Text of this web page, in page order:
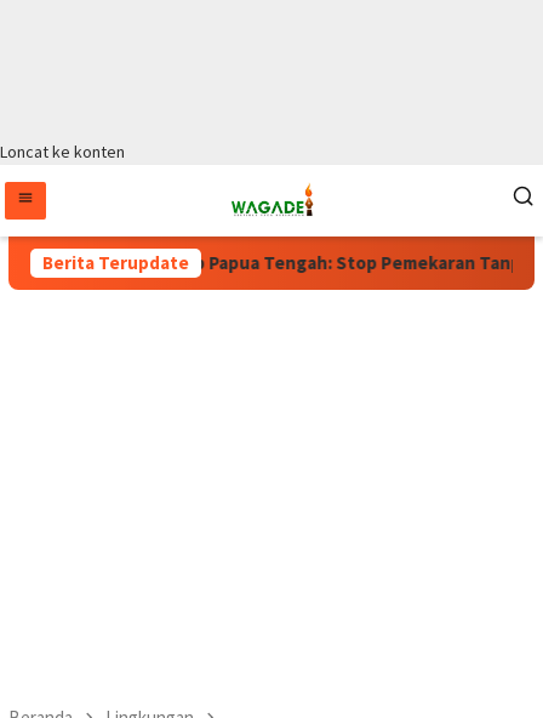
Loncat ke konten
Berita Terupdate
Wagub Papua Tengah: Stop Pemekaran Tanpa Kajian